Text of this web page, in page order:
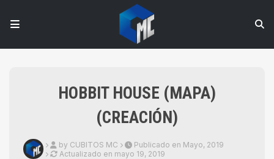
HOBBIT HOUSE (MAPA)
(CREACIÓN)
by CUBITOS MC
Publicado en Mayo, 2019
Actualizado en mayo 19, 2019